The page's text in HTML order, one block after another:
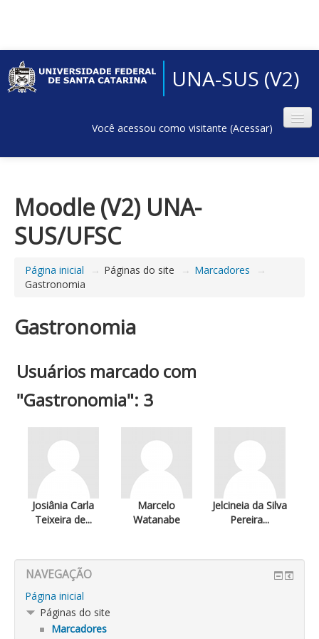
UNA-SUS (V2)
Você acessou como visitante (Acessar)
Moodle (V2) UNA-
SUS/UFSC
Página inicial → Páginas do site → Marcadores
→
Gastronomia
Gastronomia
Usuários marcado com
"Gastronomia": 3
Josiânia Carla
Teixeira de...
Marcelo
Watanabe
Jelcineia da Silva
Pereira...
NAVEGAÇÃO
Página inicial
Páginas do site
Marcadores